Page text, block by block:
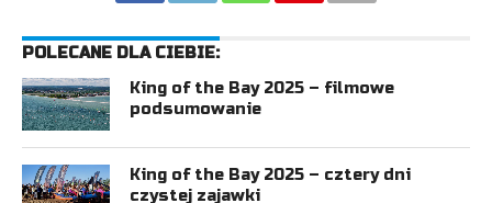
POLECANE DLA CIEBIE:
King of the Bay 2025 – filmowe
podsumowanie
King of the Bay 2025 – cztery dni
czystej zajawki